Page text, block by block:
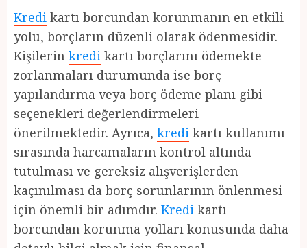
Kredi kartı borcundan korunmanın en etkili
yolu, borçların düzenli olarak ödenmesidir.
Kişilerin kredi kartı borçlarını ödemekte
zorlanmaları durumunda ise borç
yapılandırma veya borç ödeme planı gibi
seçenekleri değerlendirmeleri
önerilmektedir. Ayrıca, kredi kartı kullanımı
sırasında harcamaların kontrol altında
tutulması ve gereksiz alışverişlerden
kaçınılması da borç sorunlarının önlenmesi
için önemli bir adımdır. Kredi kartı
borcundan korunma yolları konusunda daha